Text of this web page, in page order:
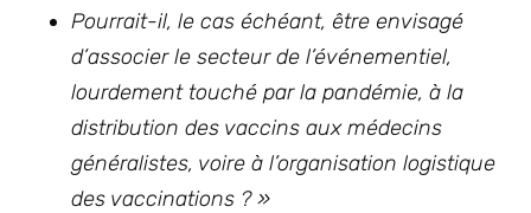
Pourrait-il, le cas échéant, être envisagé
d’associer le secteur de l’événementiel,
lourdement touché par la pandémie, à la
distribution des vaccins aux médecins
généralistes, voire à l’organisation logistique
des vaccinations ? »